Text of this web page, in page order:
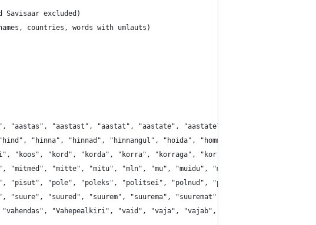
Savisaar excluded)
countries, words with umlauts)
"aastas", "aastast", "aastat", "aastate", "aastatel", "abi",
"hinna", "hinnad", "hinnangul", "hoida", "homme", "hommikul",
"koos", "kord", "korda", "korra", "korraga", "korral", "korras",
"mitmed", "mitte", "mitu", "mln", "mu", "muidu", "muidugi", "mul",
"pisut", "pole", "poleks", "politsei", "polnud", "pool", "poole",
"suure", "suured", "suurem", "suurema", "suuremat", "suuri", "suurim",
"Vahepealkiri", "vaid", "vaja", "vajab", "vajalik",